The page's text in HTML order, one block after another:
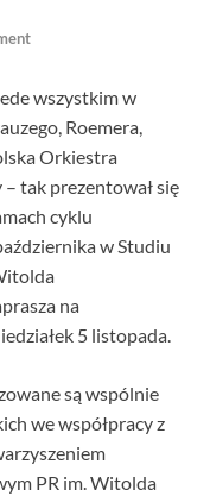
wszystkim w
Roemera,
Orkiestra
tak prezentował się
cyklu
w Studiu
na
5 listopada.
są wspólnie
we współpracy z
PR im. Witolda